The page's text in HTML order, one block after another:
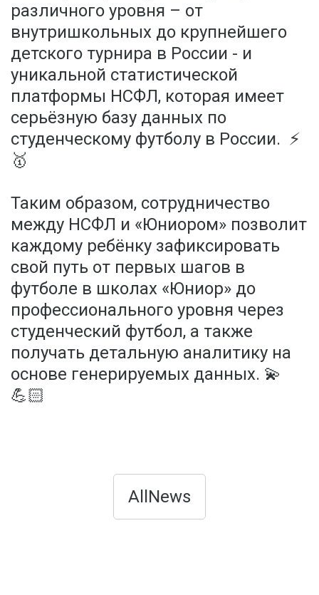
различного уровня – от
внутришкольных до крупнейшего
детского турнира в России - и
уникальной статистической
платформы НСФЛ, которая имеет
серьёзную базу данных по
студенческому футболу в России. ⚡️
🥇
Таким образом, сотрудничество
между НСФЛ и «Юниором» позволит
каждому ребёнку зафиксировать
свой путь от первых шагов в
футболе в школах «Юниор» до
профессионального уровня через
студенческий футбол, а также
получать детальную аналитику на
основе генерируемых данных. 💫
💪🏻
AllNews